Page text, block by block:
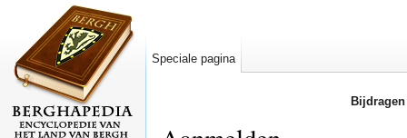
Speciale pagina